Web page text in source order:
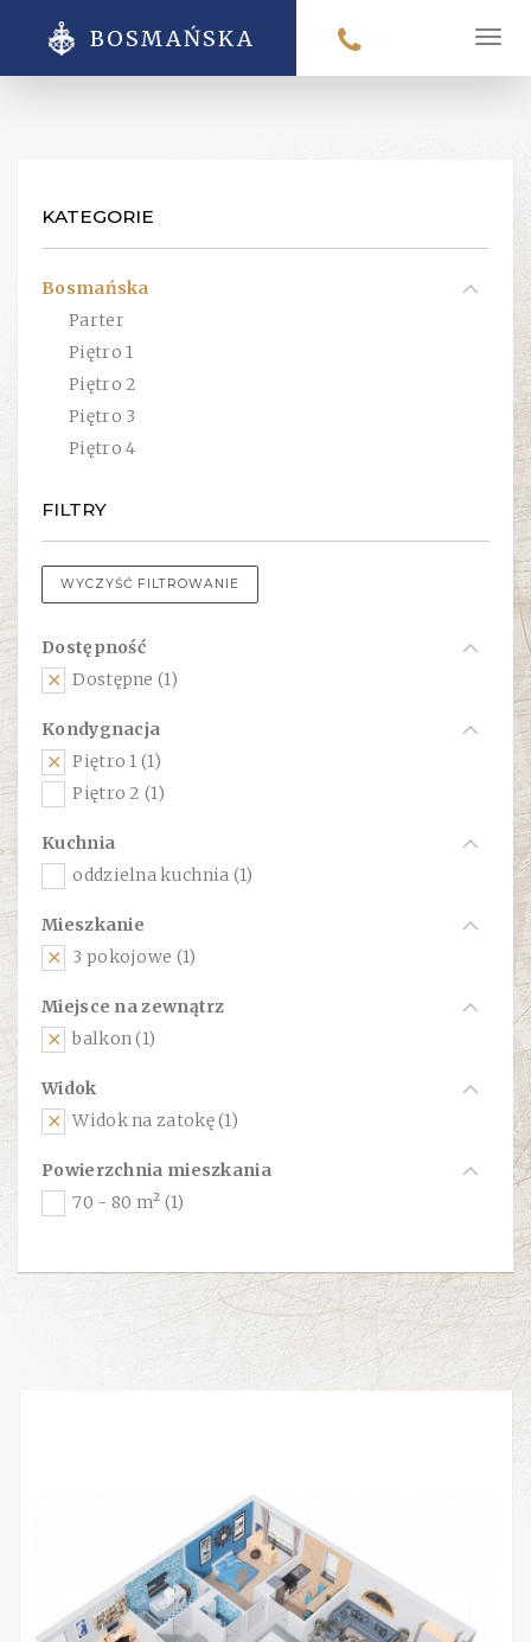
BOSMAŃSKA
KATEGORIE
Bosmańska
Parter
Piętro 1
Piętro 2
Piętro 3
Piętro 4
FILTRY
WYCZYŚĆ FILTROWANIE
Dostępność
Dostępne (1)
Kondygnacja
Piętro 1 (1)
Piętro 2 (1)
Kuchnia
oddzielna kuchnia (1)
Mieszkanie
3 pokojowe (1)
Miejsce na zewnątrz
balkon (1)
Widok
Widok na zatokę (1)
Powierzchnia mieszkania
70 - 80 m² (1)